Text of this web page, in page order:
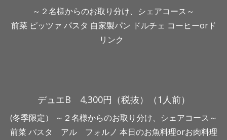
～２名様からのお取り分け、シェアコース～
前菜 ピッツァ パスタ 自家製パン ドルチェ コーヒーorド
リンク
デュエB 4,300円（税抜）（1人前）
(冬季限定） ～２名様からのお取り分け、シェアコース～
前菜 パスタ アル フォルノ 本日のお魚料理orお肉料理